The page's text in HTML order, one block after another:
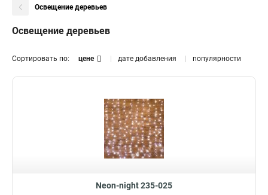
Освещение деревьев
Освещение деревьев
Сортировать по: цене дате добавления популярности
Neon-night 235-025